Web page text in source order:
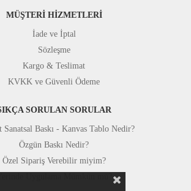
MÜŞTERİ HİZMETLERİ
İade ve İptal
Sözleşme
Kargo & Teslimat
KVKK ve Güvenli Ödeme
SORULAN SORULAR
Sanatsal Baskı - Kanvas Tablo Nedir?
Özgün Baskı Nedir?
Özel Sipariş Verebilir miyim?